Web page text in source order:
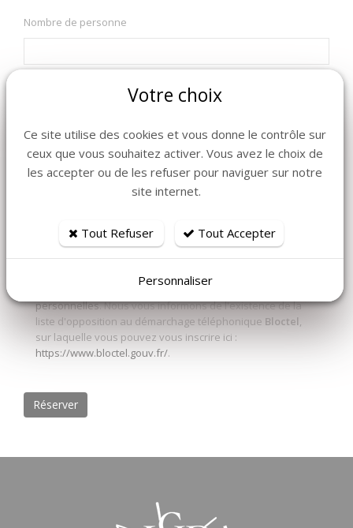
Nombre de personne
Les informations recueillies à partir de ce formulaire
sont nécessaires à l'instruction de votre demande. En
envoyant ce formulaire vous consentez à l'enregistrement
Agapes en charge de son traitement.
Vous disposez de droits Informatique et Libertés sur les
données vous concernant, que vous pouvez exercer en
contactant le délégué à la protection des données de La
Politique de protection des données
personnelles. Nous vous informons de l'existence de la
liste d'opposition au démarchage téléphonique Bloctel,
sur laquelle vous pouvez vous inscrire ici :
https://www.bloctel.gouv.fr/.
Réserver
Votre choix
Ce site utilise des cookies et vous donne le contrôle sur
ceux que vous souhaitez activer. Vous avez le choix de
les accepter ou de les refuser pour naviguer sur notre
site internet.
Tout Refuser Tout Accepter
Personnaliser